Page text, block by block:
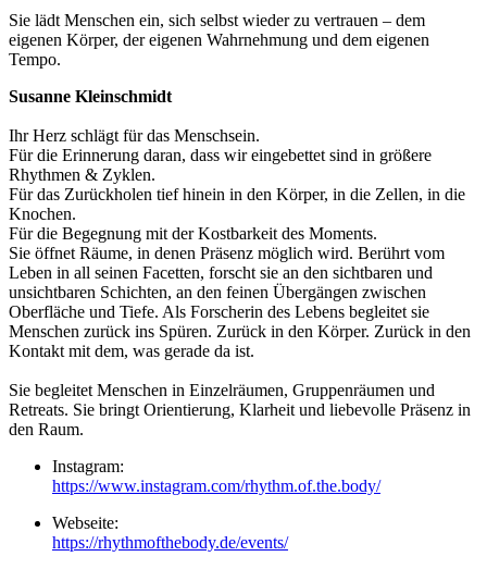
Sie lädt Menschen ein, sich selbst wieder zu vertrauen – dem
eigenen Körper, der eigenen Wahrnehmung und dem eigenen
Tempo.
Susanne Kleinschmidt
Ihr Herz schlägt für das Menschsein.
Für die Erinnerung daran, dass wir eingebettet sind in größere
Rhythmen & Zyklen.
Für das Zurückholen tief hinein in den Körper, in die Zellen, in die
Knochen.
Für die Begegnung mit der Kostbarkeit des Moments.
Sie öffnet Räume, in denen Präsenz möglich wird. Berührt vom
Leben in all seinen Facetten, forscht sie an den sichtbaren und
unsichtbaren Schichten, an den feinen Übergängen zwischen
Oberfläche und Tiefe. Als Forscherin des Lebens begleitet sie
Menschen zurück ins Spüren. Zurück in den Körper. Zurück in den
Kontakt mit dem, was gerade da ist.
Sie begleitet Menschen in Einzelräumen, Gruppenräumen und
Retreats. Sie bringt Orientierung, Klarheit und liebevolle Präsenz in
den Raum.
Instagram:
https://www.instagram.com/rhythm.of.the.body/
Webseite:
https://rhythmofthebody.de/events/